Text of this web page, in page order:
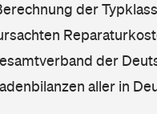
der
der
aller in